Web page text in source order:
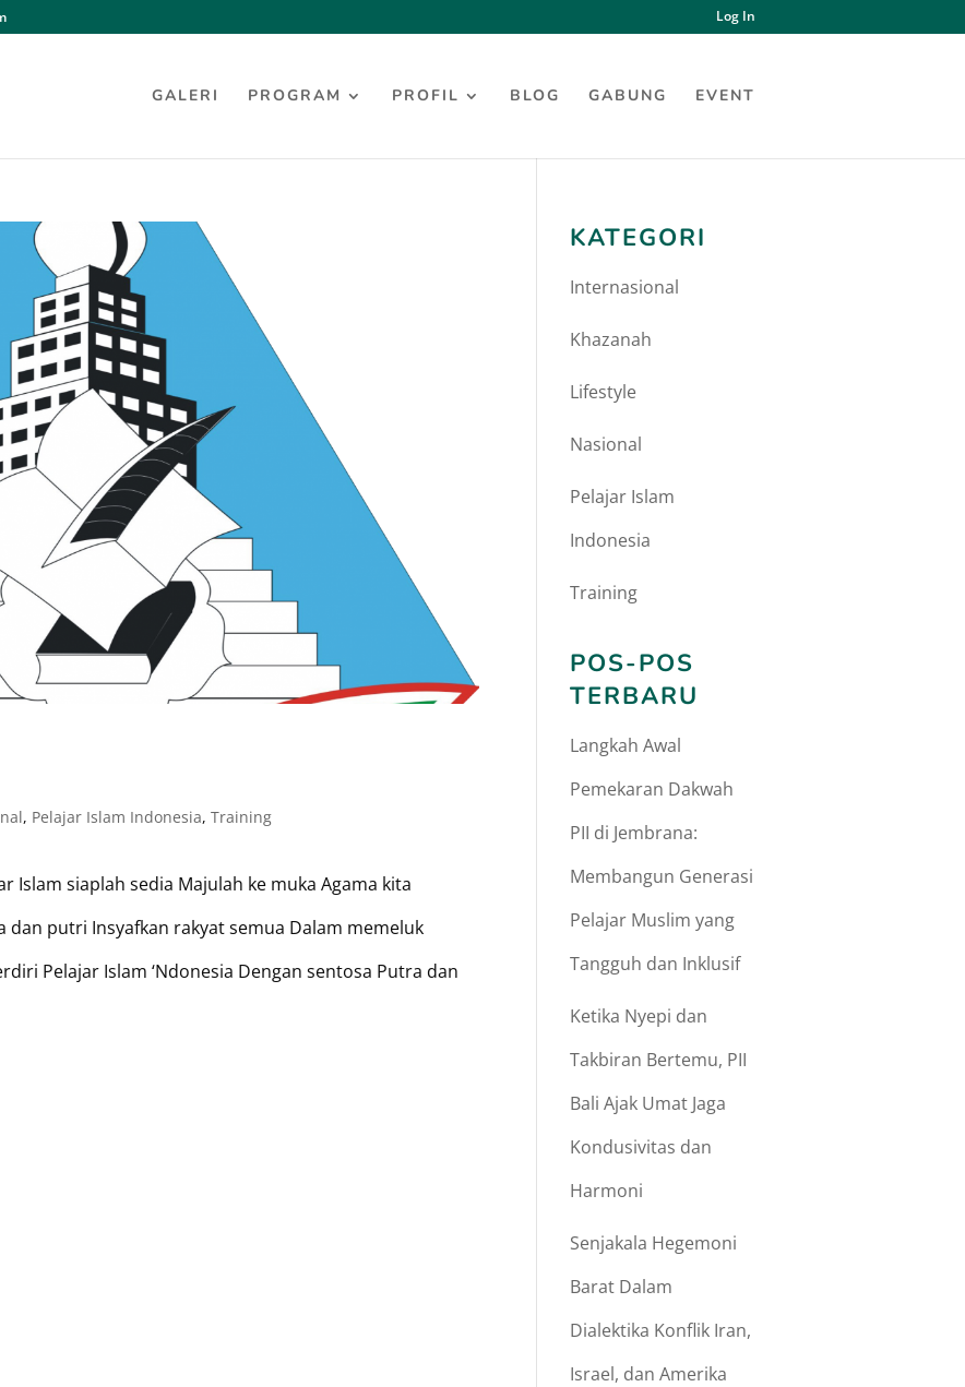
Log In
GALERI PROGRAM PROFIL BLOG GABUNG EVENT
, Pelajar Islam Indonesia, Training
Islam siaplah sedia Majulah ke muka Agama kita
dan putri Insyafkan rakyat semua Dalam memeluk
Pelajar Islam ‘Ndonesia Dengan sentosa Putra dan
KATEGORI
Internasional
Khazanah
Lifestyle
Nasional
Pelajar Islam
Indonesia
Training
POS-POS
TERBARU
Langkah Awal
Pemekaran Dakwah
PII di Jembrana:
Membangun Generasi
Pelajar Muslim yang
Tangguh dan Inklusif
Ketika Nyepi dan
Takbiran Bertemu, PII
Bali Ajak Umat Jaga
Kondusivitas dan
Harmoni
Senjakala Hegemoni
Barat Dalam
Dialektika Konflik Iran,
Israel, dan Amerika